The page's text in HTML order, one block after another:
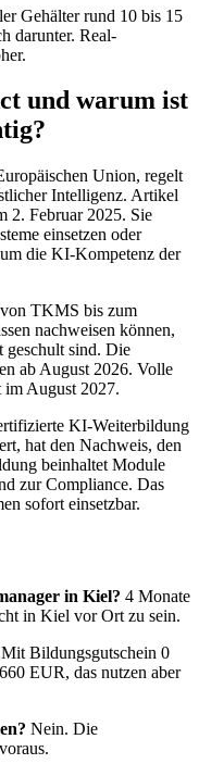
Gehälter rund 10 bis 15
darunter. Real-
und warum ist
Union, regelt
Intelligenz. Artikel
2. Februar 2025. Sie
einsetzen oder
die KI-Kompetenz der
TKMS bis zum
nachweisen können,
geschult sind. Die
ab August 2026. Volle
August 2027.
KI-Weiterbildung
hat den Nachweis, den
beinhaltet Module
zur Compliance. Das
sofort einsetzbar.
in Kiel? 4 Monate
in Kiel vor Ort zu sein.
Mit Bildungsgutschein 0
EUR, das nutzen aber
Nein. Die